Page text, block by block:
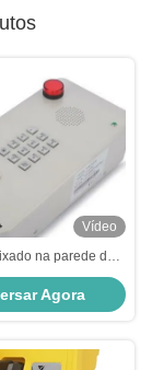
Vídeo
na parede do
impermeabiliza o
usado exterior
emergência
Agora